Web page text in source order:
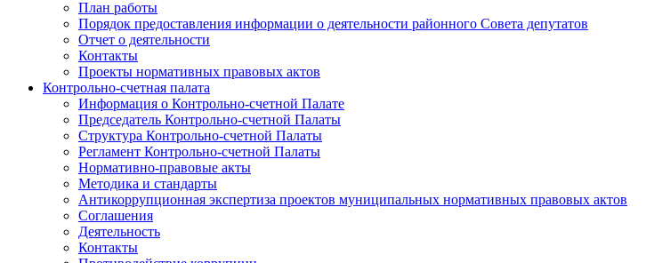
План работы
Порядок предоставления информации о деятельности районного Совета депутатов
Отчет о деятельности
Контакты
Проекты нормативных правовых актов
Контрольно-счетная палата
Информация о Контрольно-счетной Палате
Председатель Контрольно-счетной Палаты
Структура Контрольно-счетной Палаты
Регламент Контрольно-счетной Палаты
Нормативно-правовые акты
Методика и стандарты
Антикоррупционная экспертиза проектов муниципальных нормативных правовых актов
Соглашения
Деятельность
Контакты